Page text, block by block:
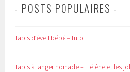
- POSTS POPULAIRES -
Tapis d’éveil bébé – tuto
Tapis à langer nomade – Hélène et les